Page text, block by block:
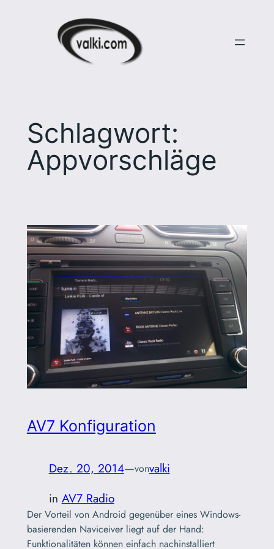
Schlagwort:
Appvorschläge
AV7 Konfiguration
Dez. 20, 2014—vonvalki
in AV7 Radio
Der Vorteil von Android gegenüber eines Windows-
basierenden Naviceiver liegt auf der Hand:
Funktionalitäten können einfach nachinstalliert